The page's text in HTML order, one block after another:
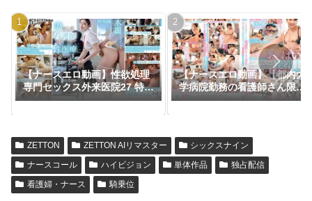
【ナースエロ動画】性欲処理
専門セックス外来医院27 特別
編 SODSTAR 神木麗 妻とし
【ナースエロ動画】【都内大
学病院勤務の看護師さん限
定】バブみある清楚なナース
甘やかし射精させる授乳手コ
キ 美人ナース30人たっぷり5
時間9分ww
ZETTON ZETTON AIリマスター
シックスナイン
ナースコール
ハイビジョン 単体作品
独占配信
看護婦・ナース
騎乗位